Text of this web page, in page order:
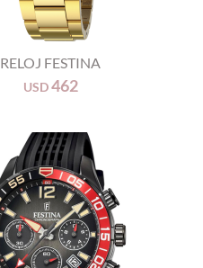
RELOJ FESTINA
USD462